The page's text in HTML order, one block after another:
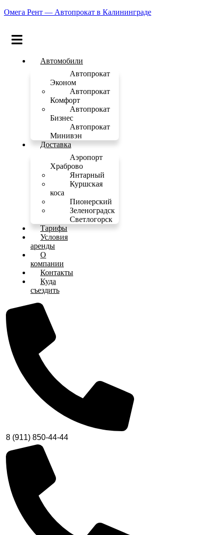
Омега Рент — Автопрокат в Калининграде
Меню
Автомобили
Автопрокат
Эконом
Автопрокат
Комфорт
Автопрокат
Бизнес
Автопрокат
Минивэн
Доставка
Аэропорт
Храброво
Янтарный
Куршская
коса
Пионерский
Зеленоградск
Светлогорск
Тарифы
Условия
аренды
О
компании
Контакты
Куда
съездить
8 (911) 850-44-44